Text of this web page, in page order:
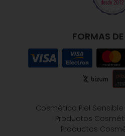
FORMAS
Cosmética Piel Sensible
Productos
Productos